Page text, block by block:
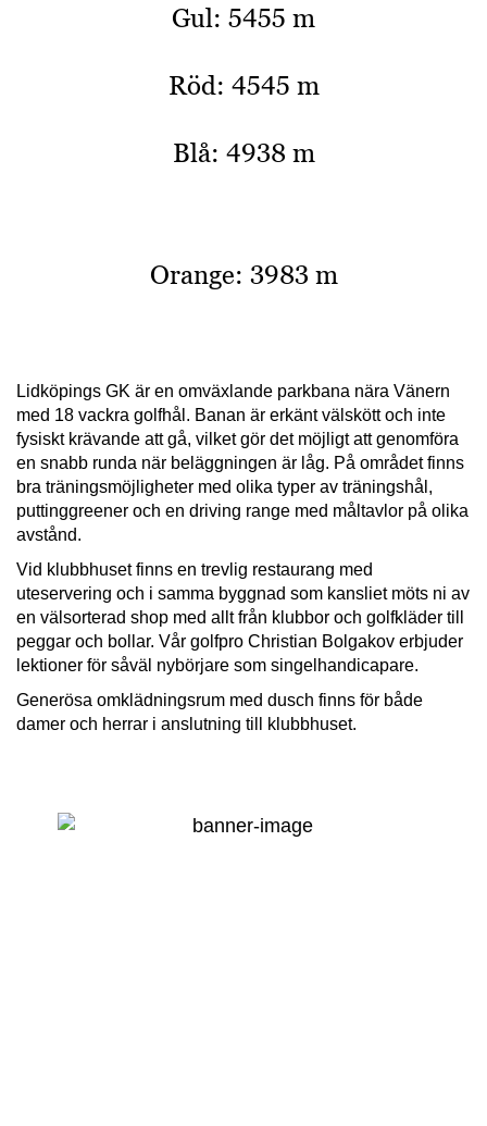
Gul: 5455 m
Röd: 4545 m
Blå: 4938 m
Orange: 3983 m
Lidköpings GK är en omväxlande parkbana nära Vänern
med 18 vackra golfhål. Banan är erkänt välskött och inte
fysiskt krävande att gå, vilket gör det möjligt att genomföra
en snabb runda när beläggningen är låg. På området finns
bra träningsmöjligheter med olika typer av träningshål,
puttinggreener och en driving range med måltavlor på olika
avstånd.
Vid klubbhuset finns en trevlig restaurang med
uteservering och i samma byggnad som kansliet möts ni av
en välsorterad shop med allt från klubbor och golfkläder till
peggar och bollar. Vår golfpro Christian Bolgakov erbjuder
lektioner för såväl nybörjare som singelhandicapare.
Generösa omklädningsrum med dusch finns för både
damer och herrar i anslutning till klubbhuset.